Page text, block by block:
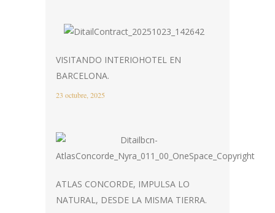
VISITANDO INTERIOHOTEL EN
BARCELONA.
23 octubre, 2025
ATLAS CONCORDE, IMPULSA LO
NATURAL, DESDE LA MISMA TIERRA.